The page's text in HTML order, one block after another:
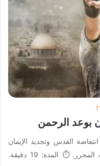
بوعد الرحمن
القدس وتجديد الإيمان
أحد مساجد ريف حلب المحرر. ⏱ المدة: 19 دقيقة.